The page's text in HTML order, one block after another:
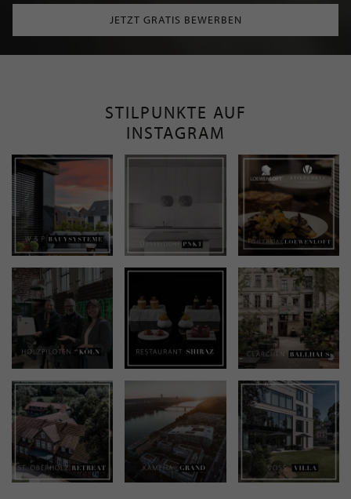
JETZT GRATIS BEWERBEN
STILPUNKTE AUF
INSTAGRAM